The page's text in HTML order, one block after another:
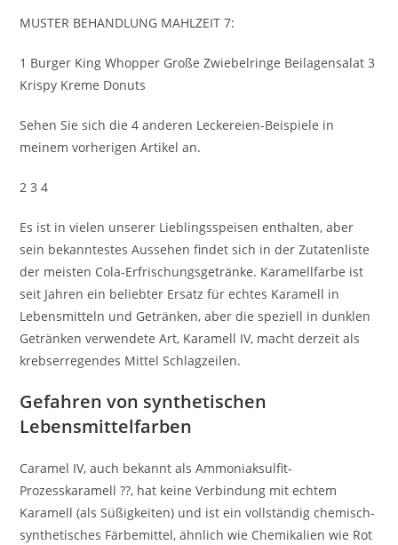
MUSTER BEHANDLUNG MAHLZEIT 7:
1 Burger King Whopper Große Zwiebelringe Beilagensalat 3
Krispy Kreme Donuts
Sehen Sie sich die 4 anderen Leckereien-Beispiele in
meinem vorherigen Artikel an.
2 3 4
Es ist in vielen unserer Lieblingsspeisen enthalten, aber
sein bekanntestes Aussehen findet sich in der Zutatenliste
der meisten Cola-Erfrischungsgetränke. Karamellfarbe ist
seit Jahren ein beliebter Ersatz für echtes Karamell in
Lebensmitteln und Getränken, aber die speziell in dunklen
Getränken verwendete Art, Karamell IV, macht derzeit als
krebserregendes Mittel Schlagzeilen.
Gefahren von synthetischen
Lebensmittelfarben
Caramel IV, auch bekannt als Ammoniaksulfit-
Prozesskaramell ??, hat keine Verbindung mit echtem
Karamell (als Süßigkeiten) und ist ein vollständig chemisch-
synthetisches Färbemittel, ähnlich wie Chemikalien wie Rot